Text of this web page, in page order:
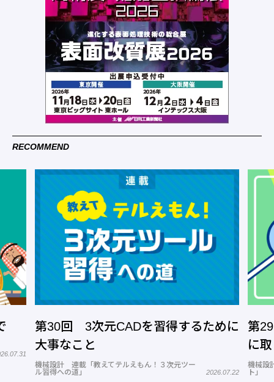
RECOMMEND
CADを習得するために
てテルえもん！３次元ツー
第29回 景気後退局
に取り組む予算がな
機械設計 連載「若手技術者戦力化